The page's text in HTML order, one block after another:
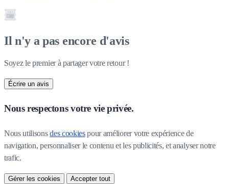
Il n'y a pas encore d'avis
Soyez le premier à partager votre retour !
Écrire un avis
Nous respectons votre vie privée.
Nous utilisons des cookies pour améliorer votre expérience de
navigation, personnaliser le contenu et les publicités, et analyser notre
trafic.
Gérer les cookies Accepter tout